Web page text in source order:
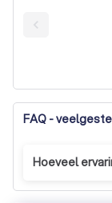
FAQ -
Hoeveel
dan 25 jaar